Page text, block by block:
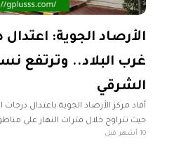
الأرصاد الجوية:
غرب البلاد.. وترتفع
الشرقي
أفاد مركز الأرصاد الجوية باعتدال
مناطق الجنوب ما بين 30-35مْ. وتوقع المركز
10 أشهر قبل